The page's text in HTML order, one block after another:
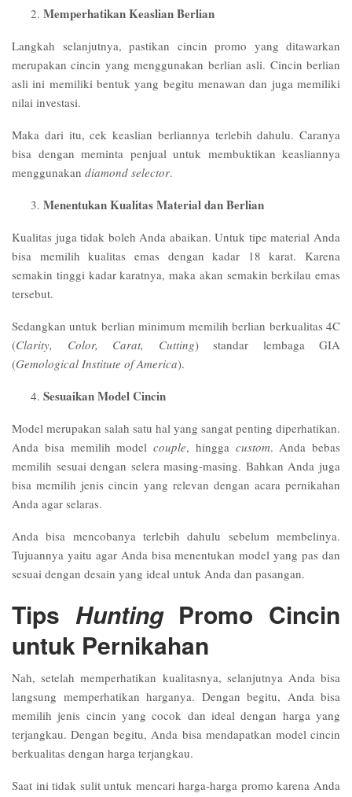
Memperhatikan Keaslian Berlian
Langkah selanjutnya, pastikan cincin promo yang ditawarkan
merupakan cincin yang menggunakan berlian asli. Cincin berlian
asli ini memiliki bentuk yang begitu menawan dan juga memiliki
nilai investasi.
Maka dari itu, cek keaslian berliannya terlebih dahulu. Caranya
bisa dengan meminta penjual untuk membuktikan keasliannya
menggunakan diamond selector.
Menentukan Kualitas Material dan Berlian
Kualitas juga tidak boleh Anda abaikan. Untuk tipe material Anda
bisa memilih kualitas emas dengan kadar 18 karat. Karena
semakin tinggi kadar karatnya, maka akan semakin berkilau emas
tersebut.
Sedangkan untuk berlian minimum memilih berlian berkualitas 4C
(Clarity, Color, Carat, Cutting) standar lembaga GIA
(Gemological Institute of America).
Sesuaikan Model Cincin
Model merupakan salah satu hal yang sangat penting diperhatikan.
Anda bisa memilih model couple, hingga custom. Anda bebas
memilih sesuai dengan selera masing-masing. Bahkan Anda juga
bisa memilih jenis cincin yang relevan dengan acara pernikahan
Anda agar selaras.
Anda bisa mencobanya terlebih dahulu sebelum membelinya.
Tujuannya yaitu agar Anda bisa menentukan model yang pas dan
sesuai dengan desain yang ideal untuk Anda dan pasangan.
Tips Hunting Promo Cincin
untuk Pernikahan
Nah, setelah memperhatikan kualitasnya, selanjutnya Anda bisa
langsung memperhatikan harganya. Dengan begitu, Anda bisa
memilih jenis cincin yang cocok dan ideal dengan harga yang
terjangkau. Dengan begitu, Anda bisa mendapatkan model cincin
berkualitas dengan harga terjangkau.
Saat ini tidak sulit untuk mencari harga-harga promo karena Anda